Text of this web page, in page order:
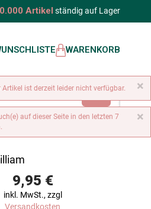
Artikel ständig auf Lager
WARENKORB
9,95 €
inkl. MwSt., zzgl
Versandkosten
×
Artikel ist derzeit leider nicht verfügbar.
×
auf dieser Seite in den letzten 7